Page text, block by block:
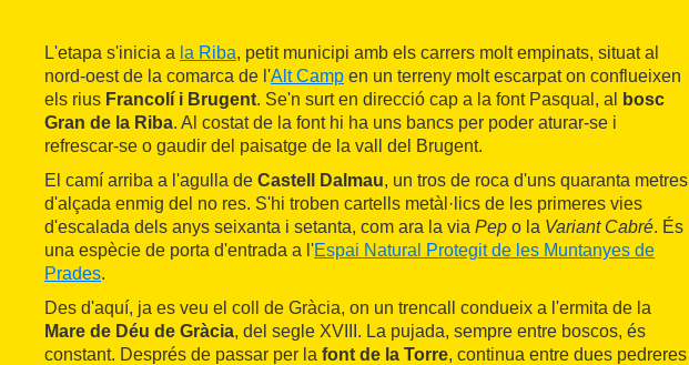
L'etapa s'inicia a la Riba, petit municipi amb els carrers molt empinats, situat al
nord-oest de la comarca de l'Alt Camp en un terreny molt escarpat on conflueixen
els rius Francolí i Brugent. Se'n surt en direcció cap a la font Pasqual, al
bosc
Gran de la Riba. Al costat de la font hi ha uns bancs per poder aturar-se i
refrescar-se o gaudir del paisatge de la vall del Brugent.
El camí arriba a l'agulla de Castell Dalmau, un tros de roca d'uns quaranta metres
d'alçada enmig del no res. S'hi troben cartells metàl·lics de les primeres vies
d'escalada dels anys seixanta i setanta, com ara la via Pep o la Variant Cabré. És
una espècie de porta d'entrada a l'Espai Natural Protegit de les Muntanyes de
Prades.
Des d'aquí, ja es veu el coll de Gràcia, on un trencall condueix a l'ermita de la
Mare de Déu de Gràcia, del segle XVIII. La pujada, sempre entre boscos, és
constant. Després de passar per la font de la Torre, continua entre dues pedreres